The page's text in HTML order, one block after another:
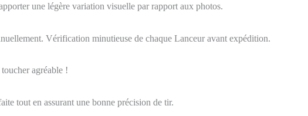
une légère variation visuelle par rapport aux photos.
Vérification minutieuse de chaque Lanceur avant expédition.
agréable !
tout en assurant une bonne précision de tir.